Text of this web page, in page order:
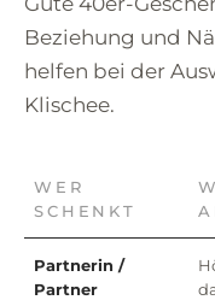
Beziehung und
helfen bei der
Klischee.
WER
SCHENKT
Partnerin /
Partner